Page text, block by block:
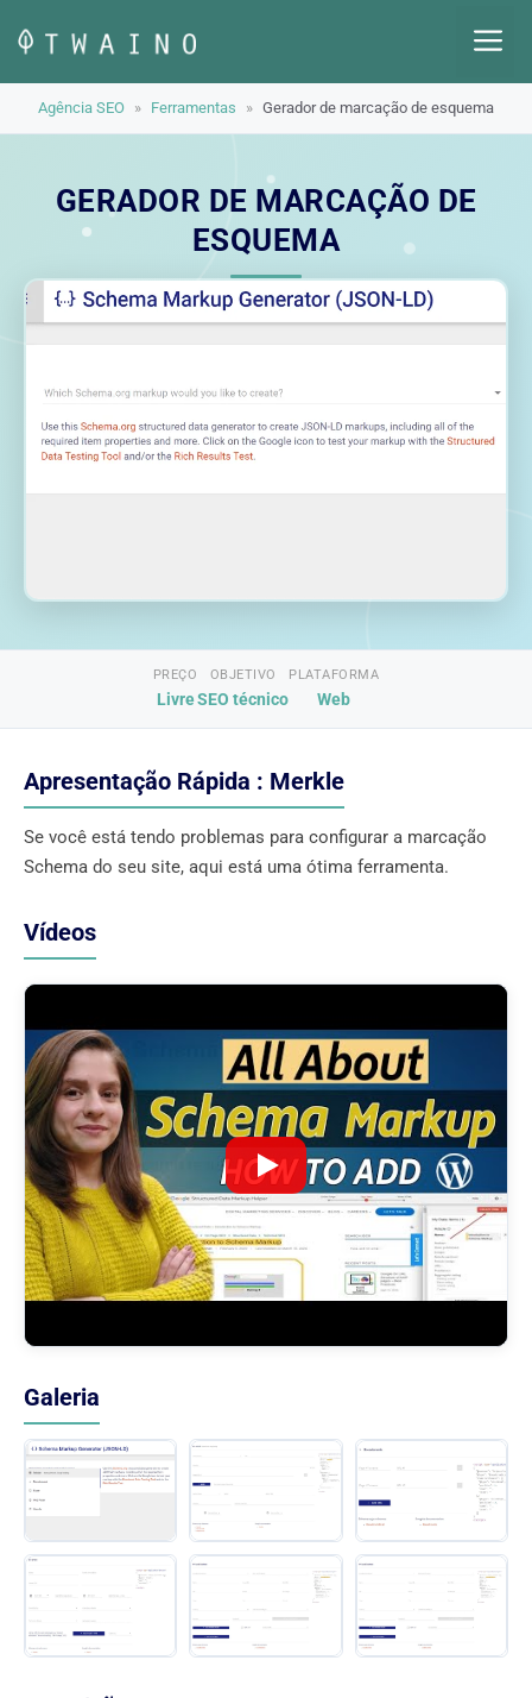
para
o
conteúdo
Agência SEO » Ferramentas » Gerador de marcação de esquema
GERADOR DE MARCAÇÃO DE
ESQUEMA
PREÇO
Livre
OBJETIVO
SEO técnico
PLATAFORMA
Web
Apresentação Rápida : Merkle
Se você está tendo problemas para configurar a marcação
Schema do seu site, aqui está uma ótima ferramenta.
Vídeos
Galeria